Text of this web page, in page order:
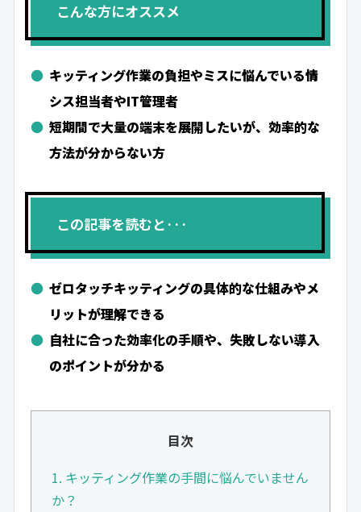
こんな方にオススメ
キッティング作業の負担やミスに悩んでいる情
シス担当者やIT管理者
短期間で大量の端末を展開したいが、効率的な
方法が分からない方
この記事を読むと···
ゼロタッチキッティングの具体的な仕組みやメ
リットが理解できる
自社に合った効率化の手順や、失敗しない導入
のポイントが分かる
目次
1. キッティング作業の手間に悩んでいません
か？